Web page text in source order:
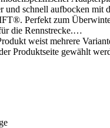
und schnell aufbocken mit
Perfekt zum
die Rennstrecke.…
weist mehrere
Produktseite gewählt